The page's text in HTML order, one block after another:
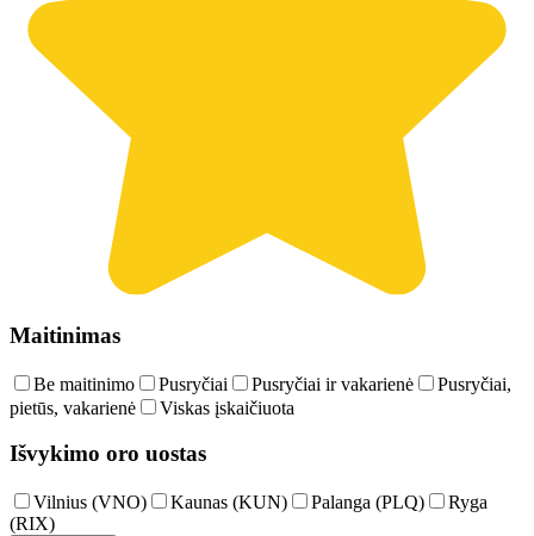
Maitinimas
Be maitinimo Pusryčiai Pusryčiai ir vakarienė
Pusryčiai,
pietūs, vakarienė
Viskas įskaičiuota
Išvykimo oro uostas
Vilnius (VNO) Kaunas (KUN) Palanga (PLQ)
Ryga
(RIX)